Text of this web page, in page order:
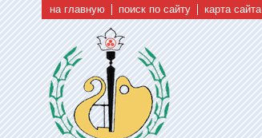
на главную поиск по сайту карта сайта